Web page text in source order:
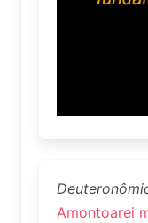
Amontoarei